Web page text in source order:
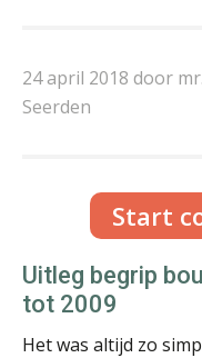
24 april 2018 door
Seerden
Start
Uitleg begrip
tot 2009
Het was altijd zo